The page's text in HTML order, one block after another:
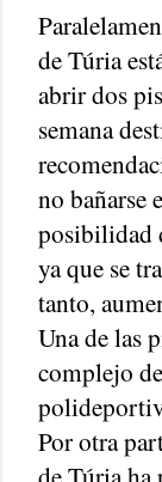
de Túria
abrir dos
semana
no bañarse
posibilidad
ya que se
tanto,
Una de las
complejo
Por otra